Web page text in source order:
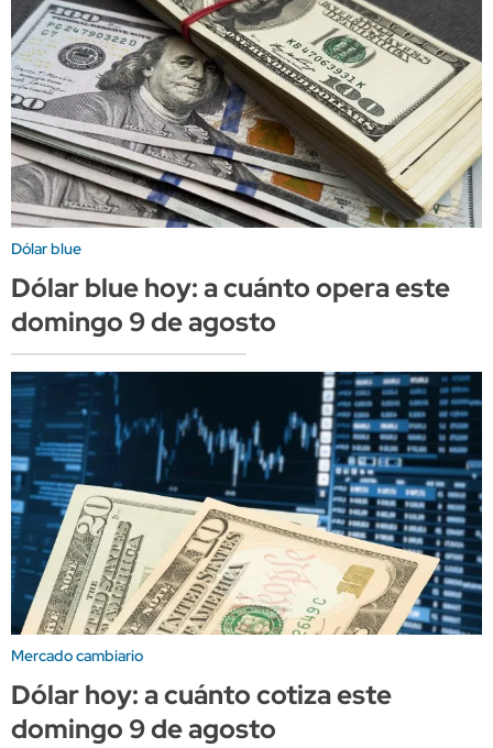
Dólar blue
Dólar blue hoy: a cuánto opera este
domingo 9 de agosto
Mercado cambiario
Dólar hoy: a cuánto cotiza este
domingo 9 de agosto